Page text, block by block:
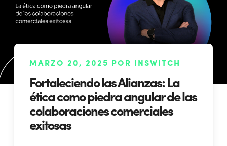
MARZO 20, 2025 POR INSWITCH
Fortaleciendo las Alianzas: La
ética como piedra angular de las
colaboraciones comerciales
exitosas